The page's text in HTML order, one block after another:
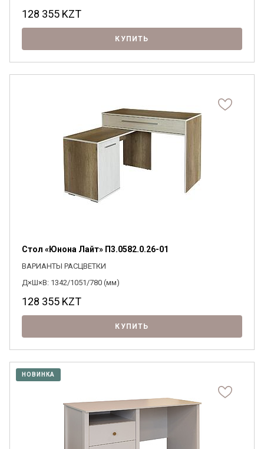
128 355 KZT
КУПИТЬ
Стол «Юнона Лайт» П3.0582.0.26-01
ВАРИАНТЫ РАСЦВЕТКИ
Д×Ш×В: 1342/1051/780 (мм)
128 355 KZT
КУПИТЬ
НОВИНКА